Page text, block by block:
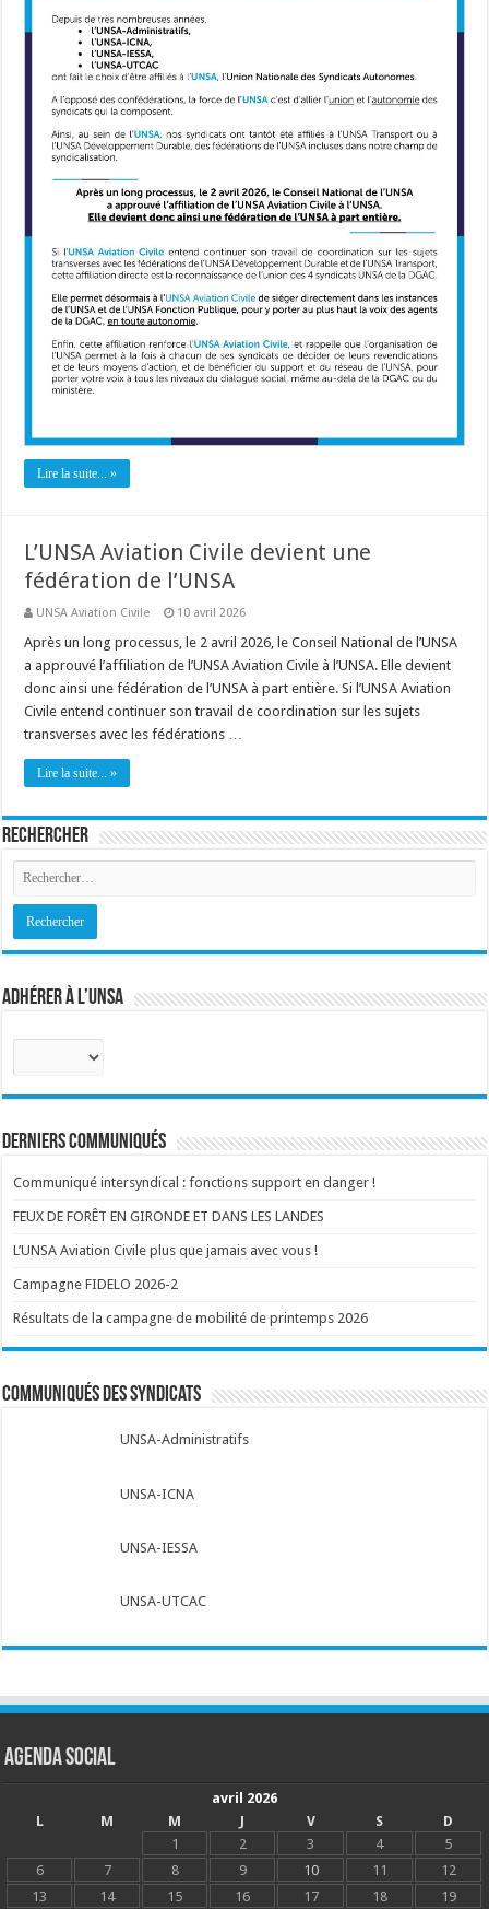
Lire la suite... »
L’UNSA Aviation Civile devient une
fédération de l’UNSA
UNSA Aviation Civile 10 avril 2026
Après un long processus, le 2 avril 2026, le Conseil National de l’UNSA
a approuvé l’affiliation de l’UNSA Aviation Civile à l’UNSA. Elle devient
donc ainsi une fédération de l’UNSA à part entière. Si l’UNSA Aviation
Civile entend continuer son travail de coordination sur les sujets
transverses avec les fédérations …
Lire la suite... »
Rechercher
Adhérer à l’UNSA
Sélectionnez
corps
:
Derniers communiqués
Communiqué intersyndical : fonctions support en danger !
FEUX DE FORÊT EN GIRONDE ET DANS LES LANDES
L’UNSA Aviation Civile plus que jamais avec vous !
Campagne FIDELO 2026-2
Résultats de la campagne de mobilité de printemps 2026
Communiqués des syndicats
UNSA-Administratifs
UNSA-ICNA
UNSA-IESSA
UNSA-UTCAC
Agenda social
avril 2026
L
M M J V S
D
1
2 3 4
5
6
7 8 9 10 11
12
13
14 15 16 17 18 19